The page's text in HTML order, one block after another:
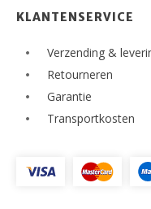
KLANTENSERVICE
Verzending &
Retourneren
Garantie
Transportkosten